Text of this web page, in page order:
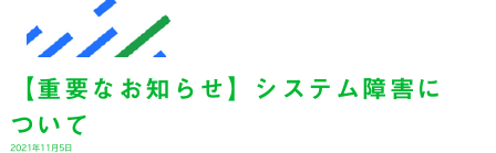
【重要なお知らせ】システム障害に
ついて
2021年11月5日